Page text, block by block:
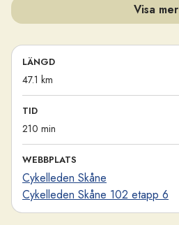
Visa mer
LÄNGD
47.1 km
TID
210 min
WEBBPLATS
Cykelleden Skåne
Cykelleden Skåne 102 etapp 6